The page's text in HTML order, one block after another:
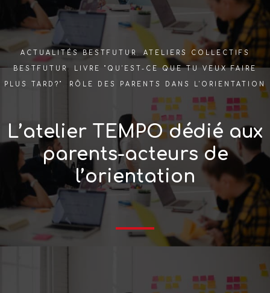
ACTUALITÉS BESTFUTUR ATELIERS COLLECTIFS
BESTFUTUR, LIVRE "QU'EST-CE QUE TU VEUX FAIRE
PLUS TARD?" RÔLE DES PARENTS DANS L'ORIENTATION
L’atelier TEMPO dédié aux
parents-acteurs de
l’orientation